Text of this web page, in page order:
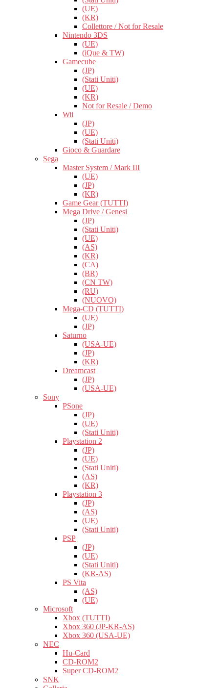
(UE)
(KR)
Collettore / Not for Resale
Nintendo 3DS
(UE)
(iQue & TW)
Gamecube
(JP)
(Stati Uniti)
(UE)
(KR)
Not for Resale / Demo
Wii
(JP)
(UE)
(Stati Uniti)
Gioco & Guardare
Sega
Master System / Mark III
(UE)
(JP)
(KR)
Game Gear (TUTTI)
Mega Drive / Genesi
(JP)
(Stati Uniti)
(UE)
(AS)
(KR)
(CA)
(BR)
(CN TW)
(RU)
(NUOVO)
Mega-CD (TUTTI)
(UE)
(JP)
Saturno
(USA-UE)
(JP)
(KR)
Dreamcast
(JP)
(USA-UE)
Sony
PSone
(JP)
(UE)
(Stati Uniti)
Playstation 2
(JP)
(UE)
(Stati Uniti)
(AS)
(KR)
Playstation 3
(JP)
(AS)
(UE)
(Stati Uniti)
PSP
(JP)
(UE)
(Stati Uniti)
(KR-AS)
PS Vita
(AS)
(UE)
Microsoft
Xbox (TUTTI)
Xbox 360 (JP-KR-AS)
Xbox 360 (USA-UE)
NEC
Hu-Card
CD-ROM2
Super CD-ROM2
SNK